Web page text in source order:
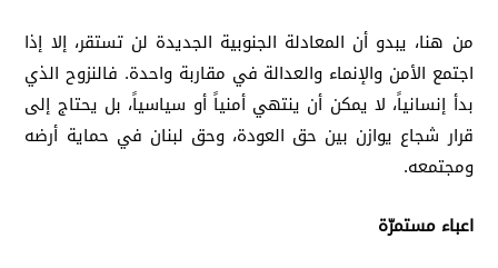
من هنا، يبدو أن المعادلة الجنوبية الجديدة لن تستقر، إلا إذا
اجتمع الأمن والإنماء والعدالة في مقاربة واحدة. فالنزوح الذي
بدأ إنسانياً، لا يمكن أن ينتهي أمنياً أو سياسياً، بل يحتاج إلى
قرار شجاع يوازن بين حق العودة، وحق لبنان في حماية أرضه
ومجتمعه.
اعباء مستمرّة